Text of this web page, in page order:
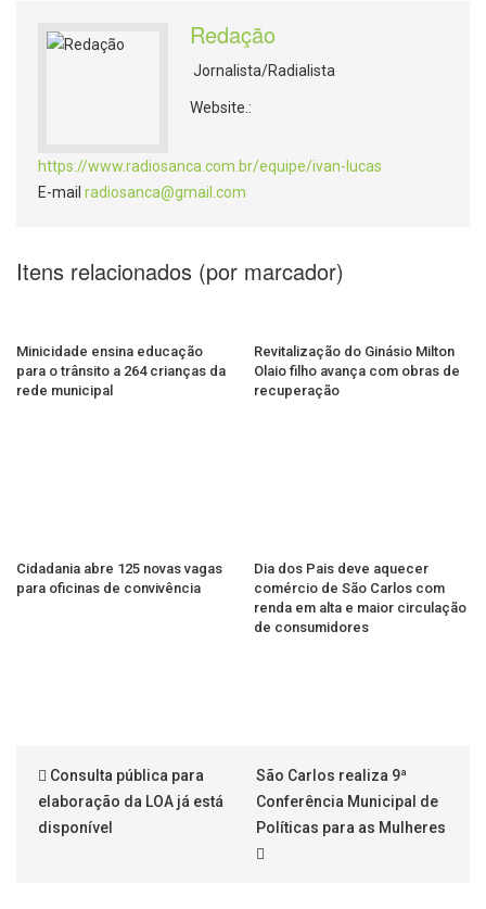
Redação
Jornalista/Radialista
Website.:
https://www.radiosanca.com.br/equipe/ivan-lucas
E-mail radiosanca@gmail.com
Itens relacionados (por marcador)
Minicidade ensina educação
para o trânsito a 264 crianças da
rede municipal
Revitalização do Ginásio Milton
Olaio filho avança com obras de
recuperação
Cidadania abre 125 novas vagas
para oficinas de convivência
Dia dos Pais deve aquecer
comércio de São Carlos com
renda em alta e maior circulação
de consumidores
Consulta pública para
elaboração da LOA já está
disponível
São Carlos realiza 9ª
Conferência Municipal de
Políticas para as Mulheres